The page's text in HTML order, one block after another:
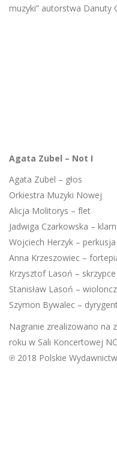
muzyki” autorstwa Danuty
Agata Zubel – Not I
Agata Zubel – głos
Orkiestra Muzyki Nowej
Alicja Molitorys – flet
Jadwiga Czarkowska –
Wojciech Herzyk – perkusja
Anna Krzeszowiec –
Krzysztof Lasoń – skrzypce
Stanisław Lasoń –
Szymon Bywalec –
Nagranie zrealizowano na
roku w Sali Koncertowej
℗ 2018 Polskie